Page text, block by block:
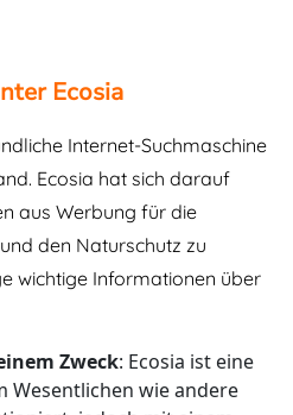
Ecosia
Internet-Suchmaschine
Ecosia hat sich darauf
aus Werbung für die
den Naturschutz zu
wichtige Informationen über
Zweck: Ecosia ist eine
Wesentlichen wie andere